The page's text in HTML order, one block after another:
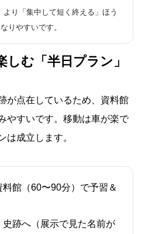
り「集中して短く終える」ほう
りやすいです。
む「半日プラン」
が点在しているため、資料館
やすいです。移動は車が楽で
は成立します。
料館（60〜90分）で予習＆
史跡へ（展示で見た名前が